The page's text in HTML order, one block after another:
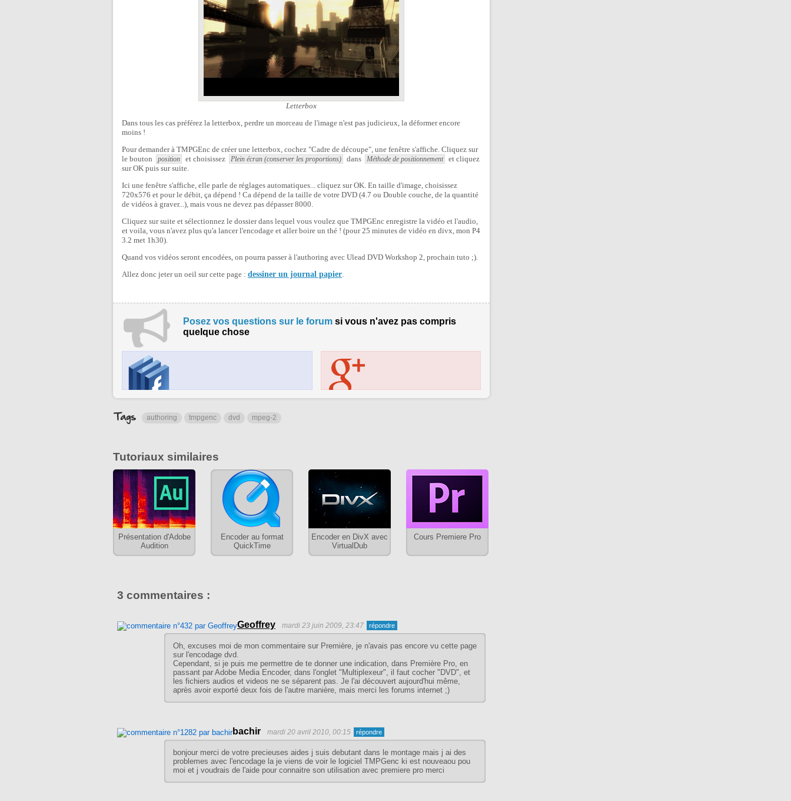
Letterbox
Dans tous les cas préférez la letterbox, perdre un morceau de l'image n'est pas judicieux, la déformer encore
moins !
Pour demander à TMPGEnc de créer une letterbox, cochez "Cadre de découpe", une fenêtre s'affiche. Cliquez sur
le bouton
position et choisissez Plein écran (conserver les proportions) dans Méthode de positionnement
et cliquez
sur OK puis sur suite.
Ici une fenêtre s'affiche, elle parle de réglages automatiques... cliquez sur OK. En taille d'image, choisissez
720x576 et pour le débit, ça dépend ! Ca dépend de la taille de votre DVD (4.7 ou Double couche, de la quantité
de vidéos à graver...), mais vous ne devez pas dépasser 8000.
Cliquez sur suite et sélectionnez le dossier dans lequel vous voulez que TMPGEnc enregistre la vidéo et l'audio,
et voila, vous n'avez plus qu'a lancer l'encodage et aller boire un thé ! (pour 25 minutes de vidéo en divx, mon P4
3.2 met 1h30).
Quand vos vidéos seront encodées, on pourra passer à l'authoring avec Ulead DVD Workshop 2, prochain tuto ;).
Allez donc jeter un oeil sur cette page : dessiner un journal papier.
Posez vos questions sur le forum si vous n'avez pas compris
quelque chose
authoring tmpgenc dvd mpeg-2
Tutoriaux similaires
Présentation d'Adobe
Audition
Encoder au format
QuickTime
Encoder en DivX avec
VirtualDub
Cours Premiere Pro
3 commentaires :
Geoffrey mardi 23 juin 2009, 23:47
Oh, excuses moi de mon commentaire sur Première, je n'avais pas encore vu cette page
sur l'encodage dvd.
Cependant, si je puis me permettre de te donner une indication, dans Première Pro, en
passant par Adobe Media Encoder, dans l'onglet "Multiplexeur", il faut cocher "DVD", et
les fichiers audios et videos ne se séparent pas. Je l'ai découvert aujourd'hui même,
après avoir exporté deux fois de l'autre manière, mais merci les forums internet ;)
bachir mardi 20 avril 2010, 00:15
bonjour merci de votre precieuses aides j suis debutant dans le montage mais j ai des
problemes avec l'encodage la je viens de voir le logiciel TMPGenc ki est nouveaou pou
moi et j voudrais de l'aide pour connaitre son utilisation avec premiere pro merci